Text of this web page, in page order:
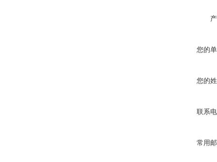
您的
您的
联系
常用